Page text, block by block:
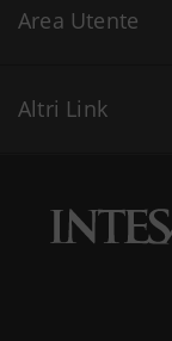
Area Utente
Altri Link